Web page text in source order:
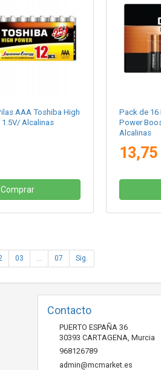
AAA Toshiba High
Alcalinas
Comprar
Pack de 16
Power
Alcalinas
13,75
03 07 Sig.
Contacto
PUERTO ESPAÑA 36
30393 CARTAGENA Murcia
968126789
admin@mcmarket.es